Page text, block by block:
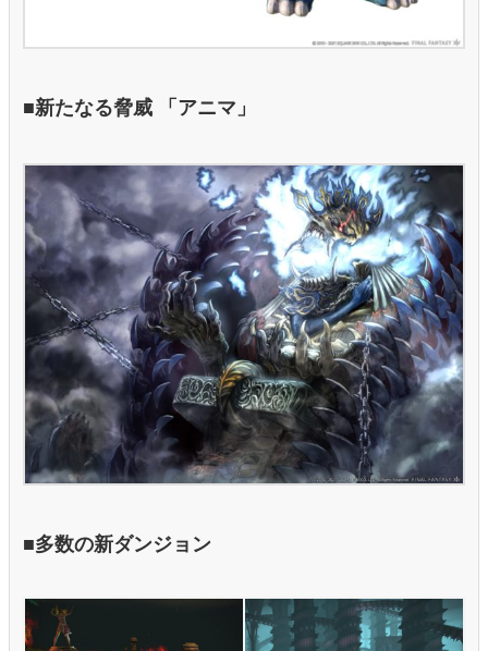
■新たなる脅威 「アニマ」
■多数の新ダンジョン